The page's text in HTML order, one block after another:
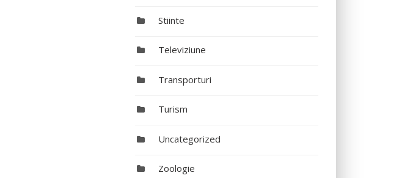
Stiinte
Televiziune
Transporturi
Turism
Uncategorized
Zoologie